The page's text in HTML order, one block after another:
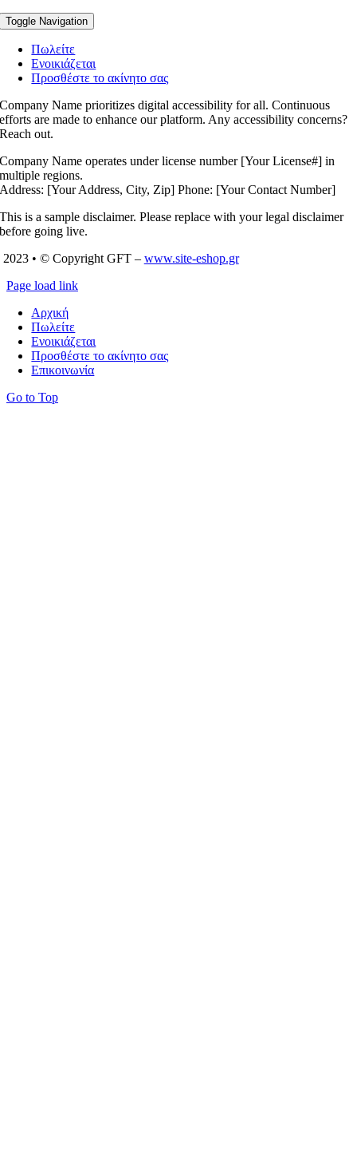
Toggle Navigation
Πωλείτε
Ενοικιάζεται
Προσθέστε το ακίνητο σας
Company Name prioritizes digital accessibility for all. Continuous
efforts are made to enhance our platform. Any accessibility concerns?
Reach out.
Company Name operates under license number [Your License#] in
multiple regions.
Address: [Your Address, City, Zip] Phone: [Your Contact Number]
This is a sample disclaimer. Please replace with your legal disclaimer
before going live.
2023 • © Copyright GFT – www.site-eshop.gr
Page load link
Αρχική
Πωλείτε
Ενοικιάζεται
Προσθέστε το ακίνητο σας
Επικοινωνία
Go to Top